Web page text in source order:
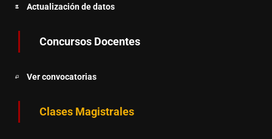
Actualización de datos
Concursos Docentes
Ver convocatorias
Clases Magistrales